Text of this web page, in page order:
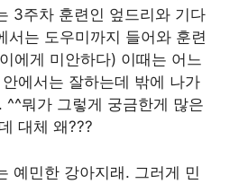
3주차 훈련인 엎드리와 기다
서는 도우미까지 들어와 훈련
에게 미안하다) 이때는 어느
에서는 잘하는데 밖에 나가
^^뭐가 그렇게 궁금한게 많은
대체 왜???
예민한 강아지래. 그러게 민